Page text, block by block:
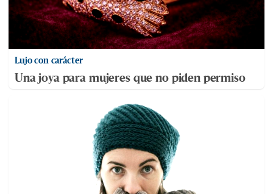
Lujo con carácter
Una joya para mujeres que no piden permiso